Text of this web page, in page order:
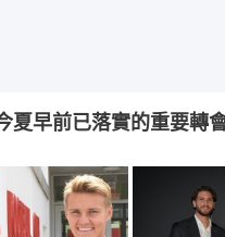
夏早前已落實的重要轉